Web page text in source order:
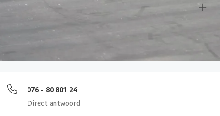
Overige specificaties
We maken het betaalbaar.
076 - 80 801 24
Direct antwoord